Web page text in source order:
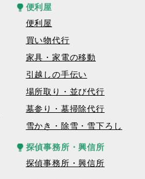
便利屋
便利屋
買い物代行
家具・家電の移動
引越しの手伝い
場所取り・並び代行
墓参り・墓掃除代行
雪かき・除雪・雪下ろし
探偵事務所・興信所
探偵事務所・興信所